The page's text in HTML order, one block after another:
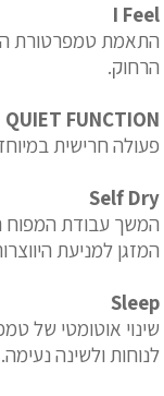
I Feel
התאמת טמפרטורת
הרחוק.
QUIET FUNCTION
פעולה חרישית
Self Dry
המשך עבודת המפוח
המזגן למניעת
Sleep
שינוי אוטומטי של
לנוחות ולשינה נעימה.